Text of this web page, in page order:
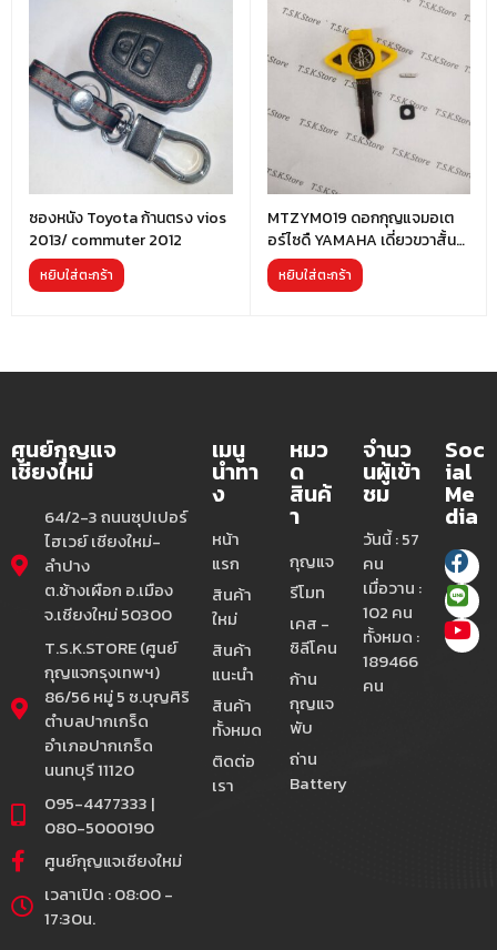
ซองหนัง Toyota ก้านตรง vios
2013/ commuter 2012
หยิบใส่ตะกร้า
MTZYM019 ดอกกุญแจมอเต
อร์ไซดื YAMAHA เดี่ยวขวาสั้น
หัวสีเหลือง (อย่างดี)
หยิบใส่ตะกร้า
ศูนย์กุญแจ
เชียงใหม่
64/2-3 ถนนซุปเปอร์
ไฮเวย์ เชียงใหม่-
ลำปาง
ต.ช้างเผือก อ.เมือง
จ.เชียงใหม่ 50300
T.S.K.STORE (ศูนย์
กุญแจกรุงเทพฯ)
86/56 หมู่ 5 ซ.บุญศิริ
ตำบลปากเกร็ด
อำเภอปากเกร็ด
นนทบุรี 11120
095-4477333 |
080-5000190
ศูนย์กุญแจเชียงใหม่
เวลาเปิด : 08:00 -
17:30น.
เมนู
นำทา
ง
หน้า
แรก
สินค้า
ใหม่
สินค้า
แนะนำ
สินค้า
ทั้งหมด
ติดต่อ
เรา
หมว
ด
สินค้
า
กุญแจ
รีโมท
เคส -
ซิลีโคน
ก้าน
กุญแจ
พับ
ถ่าน
Battery
จำนว
นผู้เข้า
ชม
วันนี้ : 57
คน
เมื่อวาน :
102 คน
ทั้งหมด :
189466
คน
Soc
ial
Me
dia